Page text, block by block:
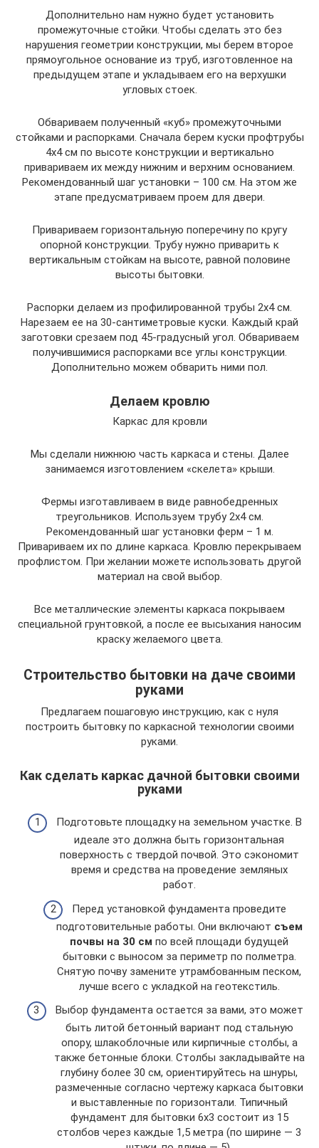
Дополнительно нам нужно будет установить
промежуточные стойки. Чтобы сделать это без
нарушения геометрии конструкции, мы берем второе
прямоугольное основание из труб, изготовленное на
предыдущем этапе и укладываем его на верхушки
угловых стоек.
Обвариваем полученный «куб» промежуточными
стойками и распорками. Сначала берем куски профтрубы
4х4 см по высоте конструкции и вертикально
привариваем их между нижним и верхним основанием.
Рекомендованный шаг установки – 100 см. На этом же
этапе предусматриваем проем для двери.
Привариваем горизонтальную поперечину по кругу
опорной конструкции. Трубу нужно приварить к
вертикальным стойкам на высоте, равной половине
высоты бытовки.
Распорки делаем из профилированной трубы 2х4 см.
Нарезаем ее на 30-сантиметровые куски. Каждый край
заготовки срезаем под 45-градусный угол. Обвариваем
получившимися распорками все углы конструкции.
Дополнительно можем обварить ними пол.
Делаем кровлю
Каркас для кровли
Мы сделали нижнюю часть каркаса и стены. Далее
занимаемся изготовлением «скелета» крыши.
Фермы изготавливаем в виде равнобедренных
треугольников. Используем трубу 2х4 см.
Рекомендованный шаг установки ферм – 1 м.
Привариваем их по длине каркаса. Кровлю перекрываем
профлистом. При желании можете использовать другой
материал на свой выбор.
Все металлические элементы каркаса покрываем
специальной грунтовкой, а после ее высыхания наносим
краску желаемого цвета.
Строительство бытовки на даче своими
руками
Предлагаем пошаговую инструкцию, как с нуля
построить бытовку по каркасной технологии своими
руками.
Как сделать каркас дачной бытовки своими
руками
Подготовьте площадку на земельном участке. В
идеале это должна быть горизонтальная
поверхность с твердой почвой. Это сэкономит
время и средства на проведение земляных
работ.
Перед установкой фундамента проведите
подготовительные работы. Они включают съем
почвы на 30 см по всей площади будущей
бытовки с выносом за периметр по полметра.
Снятую почву замените утрамбованным песком,
лучше всего с укладкой на геотекстиль.
Выбор фундамента остается за вами, это может
быть литой бетонный вариант под стальную
опору, шлакоблочные или кирпичные столбы, а
также бетонные блоки. Столбы закладывайте на
глубину более 30 см, ориентируйтесь на шнуры,
размеченные согласно чертежу каркаса бытовки
и выставленные по горизонтали. Типичный
фундамент для бытовки 6х3 состоит из 15
столбов через каждые 1,5 метра (по ширине — 3